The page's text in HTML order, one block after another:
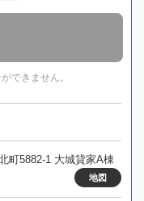
できません。
町5882-1 大城貸家A棟
地図